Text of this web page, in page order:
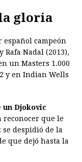
gloria
español campeón
Rafa Nadal (2013),
un Masters 1.000
y en Indian Wells
un Djokovic
reconocer que le
despidió de la
que dejó hasta la